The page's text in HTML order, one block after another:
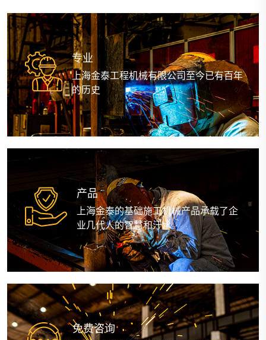
专业
上海金泰工程机械有限公司至今已有百年
的历史
产品
上海金泰的基础施工机械产品承载了企
业几代人的智慧和汗水
免费咨询